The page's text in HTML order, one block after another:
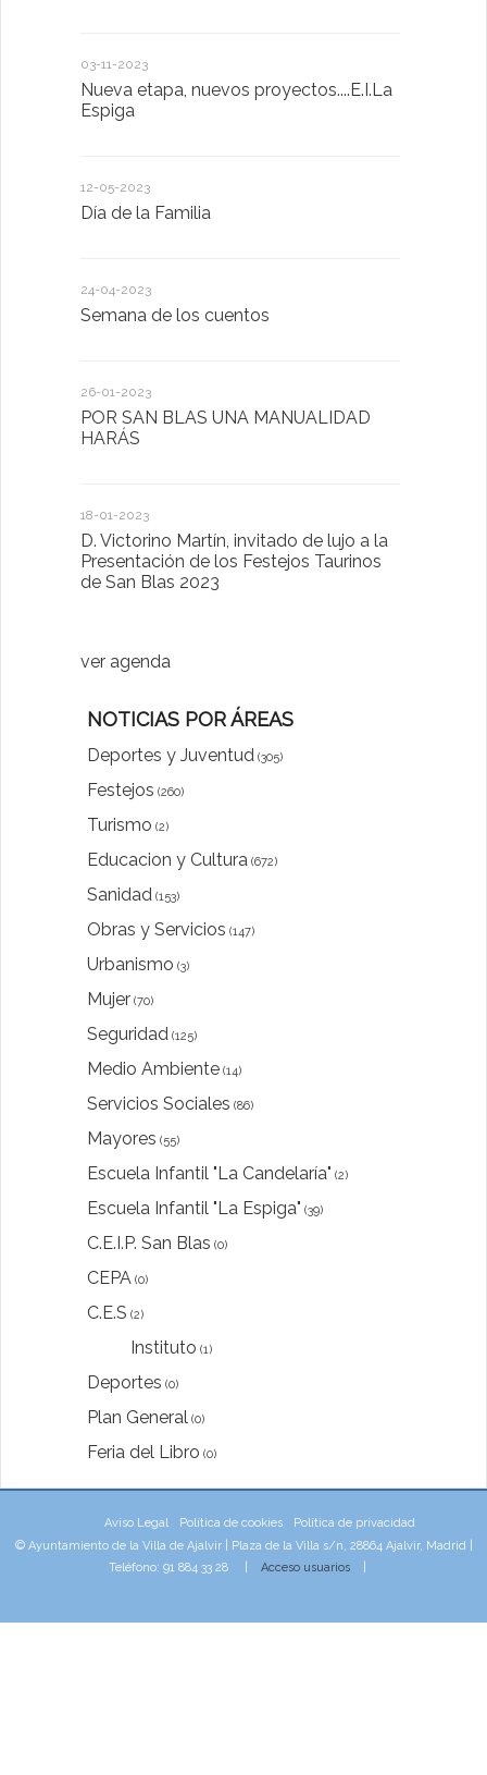
03-11-2023
Nueva etapa, nuevos proyectos....E.I.La
Espiga
12-05-2023
Día de la Familia
24-04-2023
Semana de los cuentos
26-01-2023
POR SAN BLAS UNA MANUALIDAD
HARÁS
18-01-2023
D. Victorino Martín, invitado de lujo a la
Presentación de los Festejos Taurinos
de San Blas 2023
ver agenda
NOTICIAS POR ÁREAS
Deportes y Juventud (305)
Festejos (260)
Turismo (2)
Educacion y Cultura (672)
Sanidad (153)
Obras y Servicios (147)
Urbanismo (3)
Mujer (70)
Seguridad (125)
Medio Ambiente (14)
Servicios Sociales (86)
Mayores (55)
Escuela Infantil "La Candelaría" (2)
Escuela Infantil "La Espiga" (39)
C.E.I.P. San Blas (0)
CEPA (0)
C.E.S (2)
Instituto (1)
Deportes (0)
Plan General (0)
Feria del Libro (0)
Aviso Legal Política de cookies
Política de privacidad
© Ayuntamiento de la Villa de Ajalvir | Plaza de la Villa s/n, 28864 Ajalvir, Madrid |
Teléfono: 91 884 33 28 | Acceso usuarios|